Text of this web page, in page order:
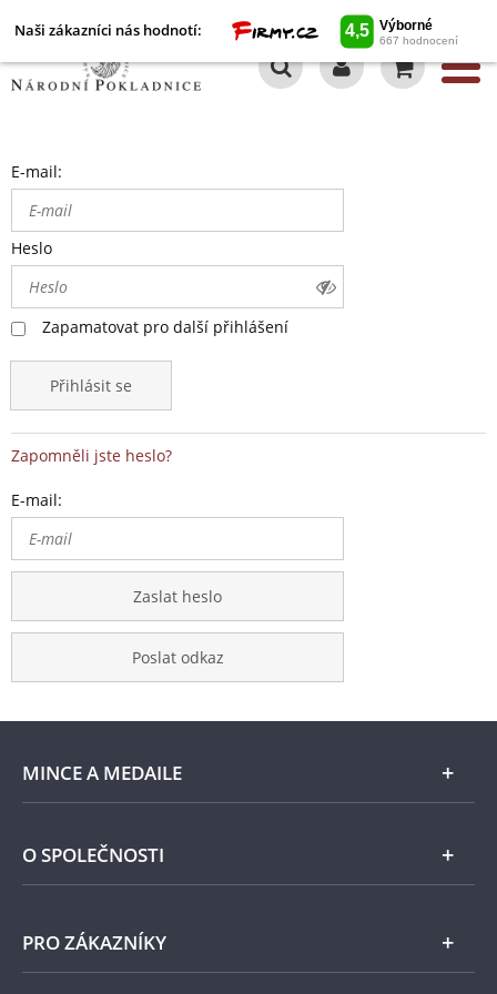
Naši zákazníci nás hodnotí:
E-mail:
Heslo
Zapamatovat pro další přihlášení
Přihlásit se
Zapomněli jste heslo?
E-mail:
Zaslat heslo
Poslat odkaz
MINCE A MEDAILE
E-shop
Stříbro
O SPOLEČNOSTI
Národní Pokladnice
PRO ZÁKAZNÍKY